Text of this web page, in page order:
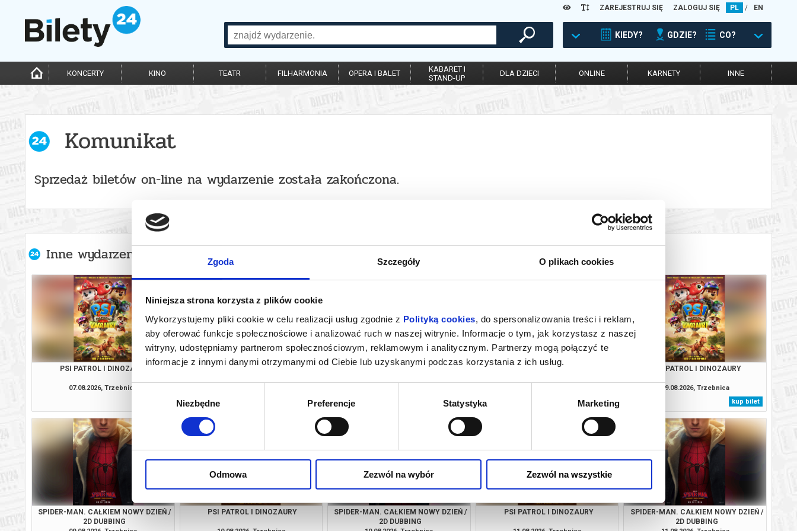
Zgoda Szczegóły O plikach cookies
Niniejsza strona korzysta z plików cookie
Wykorzystujemy pliki cookie w celu realizacji usług zgodnie z Polityką cookies, do spersonalizowania treści i reklam,
aby oferować funkcje społecznościowe i analizować ruch w naszej witrynie. Informacje o tym, jak korzystasz z naszej
witryny, udostępniamy partnerom społecznościowym, reklamowym i analitycznym. Partnerzy mogą połączyć te
informacje z innymi danymi otrzymanymi od Ciebie lub uzyskanymi podczas korzystania z ich usług.
Wybór
Niezbędne Preferencje Statystyka Marketing
Odmowa Zezwól na wybór Zezwól na wszystkie
ZAREJESTRUJ SIĘ ZALOGUJ SIĘ PL / EN
KIEDY? GDZIE? CO?
KONCERTY KINO TEATR FILHARMONIA OPERA I BALET
KABARET I
STAND-UP
DLA DZIECI ONLINE KARNETY INNE
Komunikat
Sprzedaż biletów on-line na wydarzenie została zakończona.
Inne wydarzenia organizatora
PSI PATROL I DINOZAURY
07.08.2026, Trzebnica
SPIDER-MAN. CAŁKIEM NOWY DZIEŃ /
kup bilet
PSI PATROL I DINOZAURY
kup bilet
SPIDER-MAN. CAŁKIEM NOWY DZIEŃ /
kup bilet
PSI PATROL I DINOZAURY
09.08.2026, Trzebnica
kup bilet
SPIDER-MAN. CAŁKIEM NOWY DZIEŃ /
2D DUBBING
PSI PATROL I DINOZAURY
SPIDER-MAN. CAŁKIEM NOWY DZIEŃ /
2D DUBBING
PSI PATROL I DINOZAURY
SPIDER-MAN. CAŁKIEM NOWY DZIEŃ /
2D DUBBING